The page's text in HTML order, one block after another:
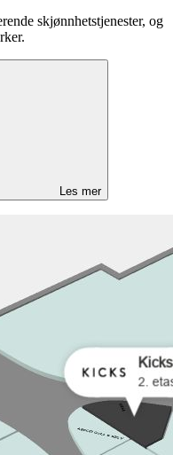
skjønnhetstjenester, og
Les mer